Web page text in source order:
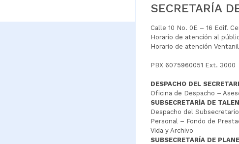
SECRETARÍA
Calle 10 No. 0E – 16 Edif.
Horario de atención al
Horario de atención
PBX 6075960051 Ext. 3000
DESPACHO DEL
Oficina de Despacho –
SUBSECRETARÍA DE
Despacho del
Personal – Fondo de
Vida y Archivo
SUBSECRETARÍA DE